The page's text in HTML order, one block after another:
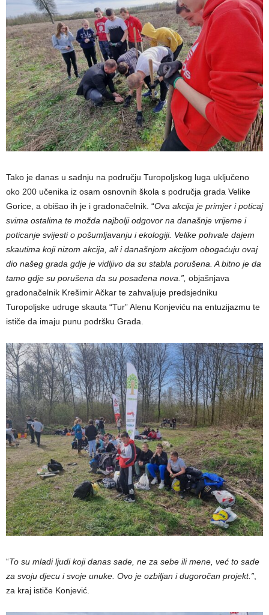
Tako je danas u sadnju na području Turopoljskog luga uključeno
oko 200 učenika iz osam osnovnih škola s područja grada Velike
Gorice, a obišao ih je i gradonačelnik. “Ova akcija je primjer i poticaj
svima ostalima te možda najbolji odgovor na današnje vrijeme i
poticanje svijesti o pošumljavanju i ekologiji. Velike pohvale dajem
skautima koji nizom akcija, ali i današnjom akcijom obogaćuju ovaj
dio našeg grada gdje je vidljivo da su stabla porušena. A bitno je da
tamo gdje su porušena da su posađena nova.”, objašnjava
gradonačelnik Krešimir Ačkar te zahvaljuje predsjedniku
Turopoljske udruge skauta “Tur” Alenu Konjeviću na entuzijazmu te
ističe da imaju punu podršku Grada.
“To su mladi ljudi koji danas sade, ne za sebe ili mene, već to sade
za svoju djecu i svoje unuke. Ovo je ozbiljan i dugoročan projekt.”,
za kraj ističe Konjević.